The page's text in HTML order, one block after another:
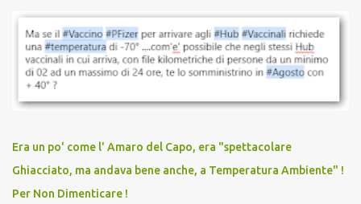
vaccinazione. Non avevamo mai sentito parlare di ricompense,
sconti, incentivi per vaccinarsi. Non avevamo mai visto
discriminazioni per coloro che non l’hanno fatto. Se non sei stato
vaccinato, nessuno aveva prima cercato di farti sentire una
persona cattiva. Non avevamo mai visto un vaccino che minacci le
vaccino usato per minacciare i mezzi di sussistenza, il lavoro o la
scuola. Non avevamo mai visto un vaccino che permettesse a un
dodicenne di ignorare il consenso dei genitori. Dopo tutti i vaccini
che abbiamo elencato sopra...
Era un po' come l' Amaro del Capo, era "spettacolare
Ghiacciato, ma andava bene anche, a Temperatura Ambiente" !
Per Non Dimenticare !